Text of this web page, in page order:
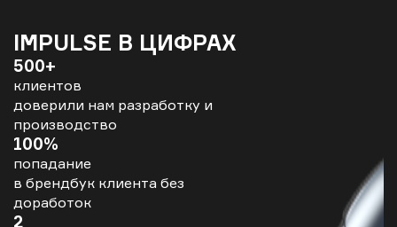
IMPULSE В ЦИФРАХ
500+
клиентов
доверили нам разработку и
производство
100%
попадание
в брендбук клиента без
доработок
2